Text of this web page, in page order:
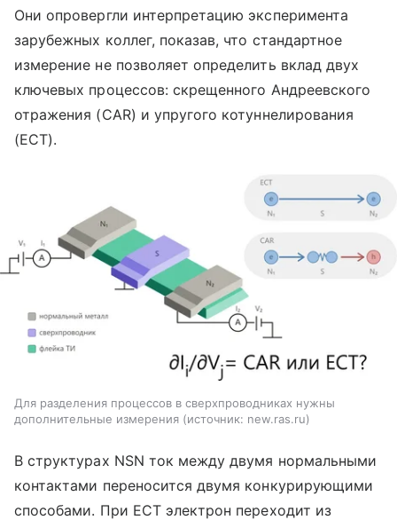
Они опровергли интерпретацию эксперимента
зарубежных коллег, показав, что стандартное
измерение не позволяет определить вклад двух
ключевых процессов: скрещенного Андреевского
отражения (CAR) и упругого котуннелирования
(ECT).
Для разделения процессов в сверхпроводниках нужны
дополнительные измерения
источник: new.ras.ru
В структурах NSN ток между двумя нормальными
контактами переносится двумя конкурирующими
способами. При ECT электрон переходит из